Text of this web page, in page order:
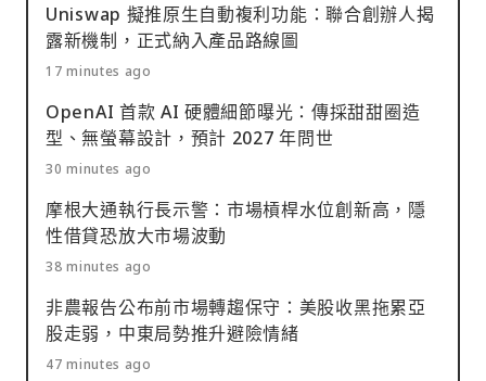
Uniswap 擬推原生自動複利功能：聯合創辦人揭
露新機制，正式納入產品路線圖
17 minutes ago
OpenAI 首款 AI 硬體細節曝光：傳採甜甜圈造
型、無螢幕設計，預計 2027 年問世
30 minutes ago
摩根大通執行長示警：市場槓桿水位創新高，隱
性借貸恐放大市場波動
38 minutes ago
非農報告公布前市場轉趨保守：美股收黑拖累亞
股走弱，中東局勢推升避險情緒
47 minutes ago